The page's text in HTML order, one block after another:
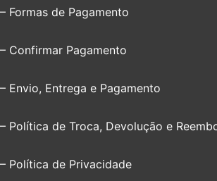
– Formas de Pagamento
– Confirmar Pagamento
– Envio, Entrega e Pagamento
– Política de Troca, Devolução e
– Política de Privacidade